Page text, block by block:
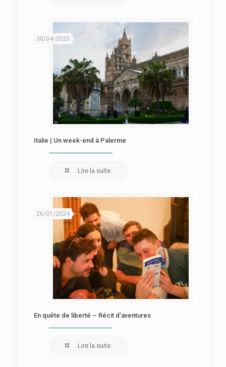
30/04/2025
Italie | Un week-end à Palerme
Lire la suite
26/01/2024
En quête de liberté – Récit d’aventures
Lire la suite